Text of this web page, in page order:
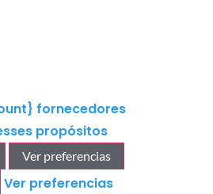
fornecedores
propósitos
Ver preferencias
Ver preferencias